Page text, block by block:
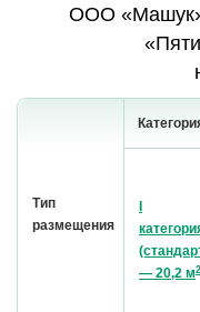
ООО «Машук»
Тип
размещения
— 20,2 м2